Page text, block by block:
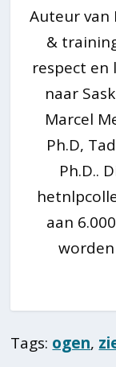
Auteur van
&
respect en
naar
Marcel
Ph.D,
Ph.D..
aan
Tags: ogen,